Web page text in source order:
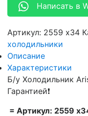
Написать в
Артикул: 2559 x34
холодильники
Описание
Характеристики
Б/у Холодильник
Гарантией❗
= Артикул: 2559